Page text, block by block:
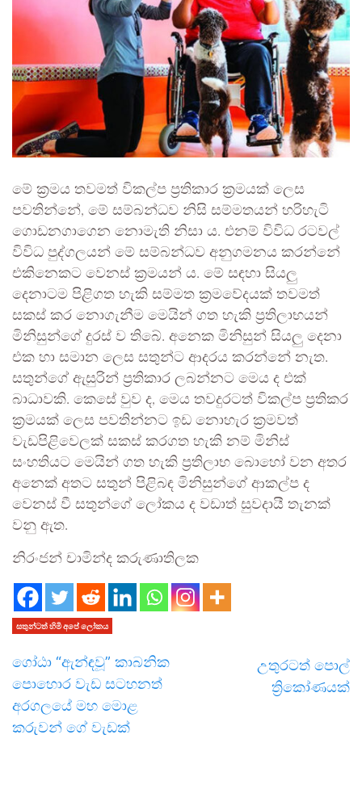
මේ ක්‍රමය තවමත් විකල්ප ප්‍රතිකාර ක්‍රමයක් ලෙස
පවතින්නේ, මේ සම්බන්ධව නිසි සම්මතයන් හරිහැටි
ගොඩනගාගෙන නොමැති නිසා ය. එනම් විවිධ රටවල්
විවිධ පුද්ගලයන් මේ සම්බන්ධව අනුගමනය කරන්නේ
එකිනෙකට වෙනස් ක්‍රමයන් ය. මේ සඳහා සියලු
දෙනාටම පිළිගත හැකි සම්මත ක්‍රමවේදයක් තවමත්
සකස් කර නොගැනීම මෙයින් ගත හැකි ප්‍රතිලාභයන්
මිනිසුන්ගේ දුරස් ව තිබේ. අනෙක මිනිසුන් සියලු දෙනා
එක හා සමාන ලෙස සතුන්ට ආදරය කරන්නේ නැත.
සතුන්ගේ ඇසුරින් ප්‍රතිකාර ලබන්නට මෙය ද එක්
බාධාවකි. කෙසේ වුව ද, මෙය තවදුරටත් විකල්ප ප්‍රතිකර
ක්‍රමයක් ලෙස පවතින්නට ඉඩ නොහැර ක්‍රමවත්
වැඩපිළිවෙලක් සකස් කරගත හැකි නම් මිනිස්
සංහතියට මෙයින් ගත හැකි ප්‍රතිලාභ බොහෝ වන අතර
අනෙක් අතට සතුන් පිළිබඳ මිනිසුන්ගේ ආකල්ප ද
වෙනස් වී සතුන්ගේ ලෝකය ද වඩාත් සුවදායී තැනක්
වනු ඇත.
නිරංජන් චාමින්ද කරුණාතිලක
සතුන්ටත් හිමි අපේ ලෝකය
ගෝඨා “ඇන්ඳවූ” කාබනික
පොහොර වැඩ සටහනත්
අරගලයේ මහ මොළ
කරුවන් ගේ වැඩක්
උතුරටත් පොල්
ත්‍රිකෝණයක්